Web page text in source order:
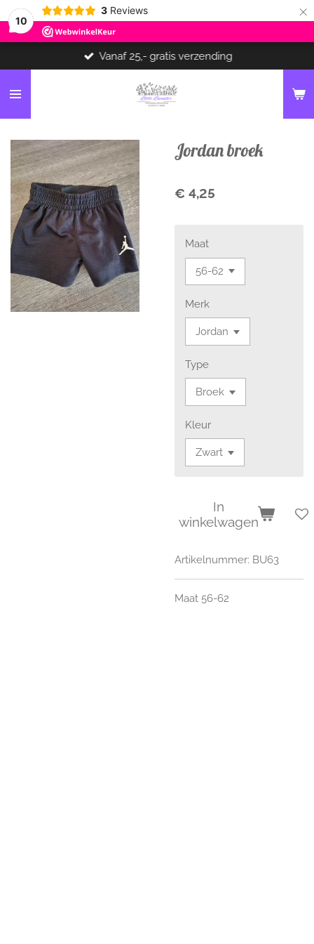
10
3 Reviews ×
Vanaf 25,- gratis verzending
Jordan broek
€ 4,25
Maat
Merk
Type
Kleur
In
winkelwagen
Artikelnummer: BU63
Maat 56-62